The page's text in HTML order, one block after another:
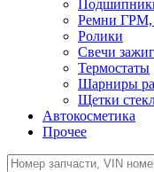
Ремни
Ролики
Свечи
Термостаты
Шарниры
Щетки
Автокосметика
Прочее